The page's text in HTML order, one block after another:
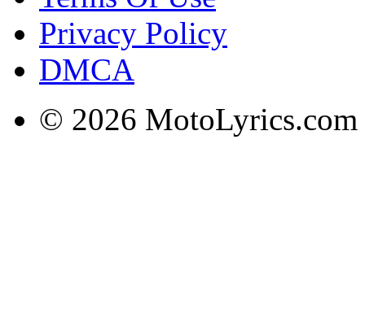
Privacy Policy
DMCA
© 2026 MotoLyrics.com